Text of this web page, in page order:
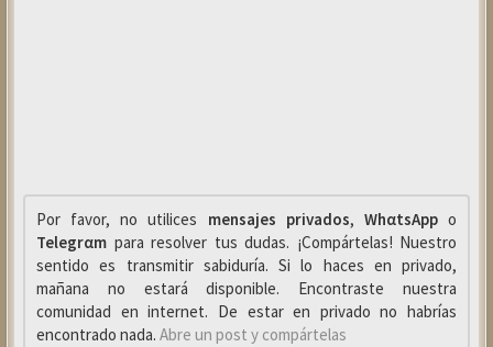
Por favor, no utilices mensajes privados, WhαtsAppo
Telegrαm para resolver tus dudas. ¡Compártelas! Nuestro
sentido es transmitir sabiduría. Si lo haces en privado,
mañana no estará disponible. Encontraste nuestra
comunidad en internet. De estar en privado no habrías
encontrado nada. Abre un post y compártelas